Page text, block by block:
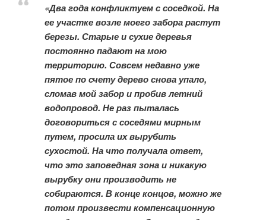
«Два года конфликтуем с соседкой. На
ее участке возле моего забора растут
березы. Старые и сухие деревья
постоянно падают на мою
территорию. Совсем недавно уже
пятое по счету дерево снова упало,
сломав мой забор и пробив летний
водопровод. Не раз пыталась
договориться с соседями мирным
путем, просила их вырубить
сухостой. На что получала ответ,
что это заповедная зона и никакую
вырубку они производить не
собираются. В конце концов, можно же
потом произвести компенсационную